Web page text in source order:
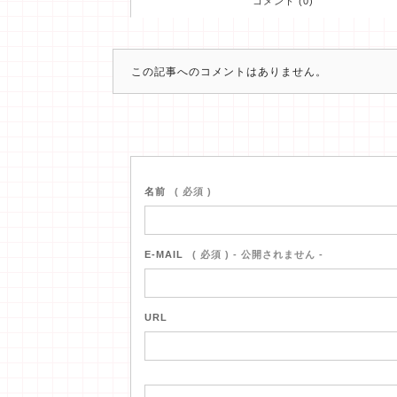
この記事へのコメントはありません。
名前 ( 必須 )
E-MAIL ( 必須 ) - 公開されません -
URL